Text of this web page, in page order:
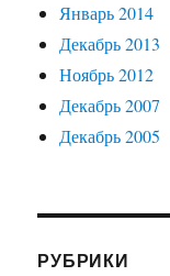
Январь 2014
Декабрь 2013
Ноябрь 2012
Декабрь 2007
Декабрь 2005
РУБРИКИ